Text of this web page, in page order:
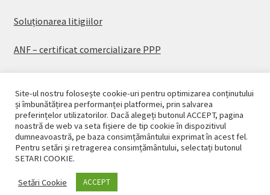
Soluționarea litigiilor
ANF – certificat comercializare PPP
© CASAPLANT 2026
Politică de confidențialitate
Site-ul nostru folosește cookie-uri pentru optimizarea conținutului
și îmbunătățirea performanței platformei, prin salvarea
preferințelor utilizatorilor. Dacă alegeți butonul ACCEPT, pagina
noastră de web va seta fișiere de tip cookie în dispozitivul
dumneavoastră, pe baza consimțământului exprimat în acest fel.
Pentru setări și retragerea consimțământului, selectați butonul
SETARI COOKIE.
Setări Cookie ACCEPT